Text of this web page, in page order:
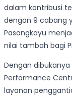
dalam kontribusi
dengan 9 cabang
Pasangkayu
nilai tambah bagi
Dengan dibukanya
Performance
layanan